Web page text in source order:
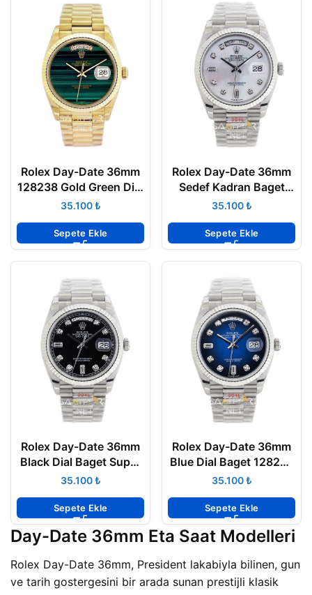
Rolex Day-Date 36mm
128238 Gold Green Dial
Super Clone Eta
₺
Sepete Ekle
Rolex Day-Date 36mm
Sedef Kadran Baget
Super Clone Eta
₺
Sepete Ekle
Rolex Day-Date 36mm
Black Dial Baget Super
Clone₺
Sepete Ekle
Rolex Day-Date 36mm
Blue Dial Baget 128239
Super clone
₺
Sepete Ekle
Day-Date 36mm Eta Saat Modelleri
Rolex Day-Date 36mm, President lakabiyla bilinen, gun
ve tarih gostergesini bir arada sunan prestijli klasik